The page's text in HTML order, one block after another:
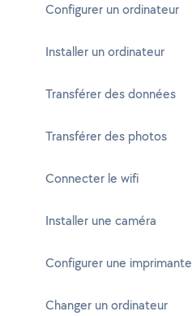
Configurer un ordinateur
Installer un ordinateur
Transférer des données
Transférer des photos
Connecter le wifi
Installer une caméra
Configurer une imprimante
Changer un ordinateur